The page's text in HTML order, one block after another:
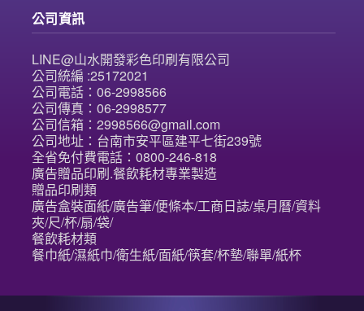
公司資訊
LINE@山水開發彩色印刷有限公司
公司統編 :25172021
公司電話：06-2998566
公司傳真：06-2998577
公司信箱：2998566@gmail.com
公司地址：台南市安平區建平七街239號
全省免付費電話：0800-246-818
廣告贈品印刷.餐飲耗材專業製造
贈品印刷類
廣告盒裝面紙/廣告筆/便條本/工商日誌/桌月曆/資料
夾/尺/杯/扇/袋/
餐飲耗材類
餐巾紙/濕紙巾/衛生紙/面紙/筷套/杯墊/聯單/紙杯